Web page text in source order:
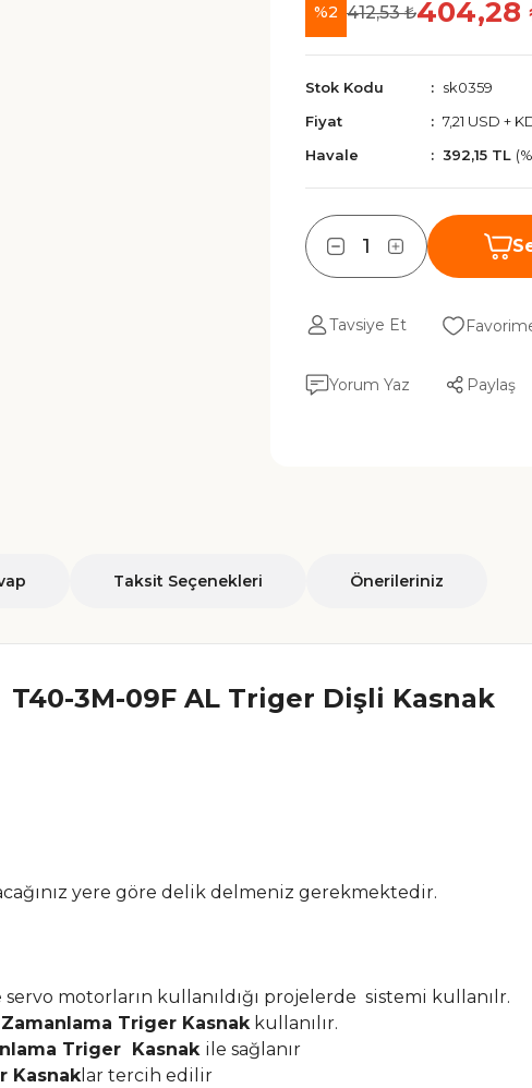
%2 412,53 ₺404,28
Stok Kodu
sk0359
Fiyat
7,21 USD +
Havale
392,15 TL
Tavsiye Et
Yorum Yaz Paylaş
Taksit Seçenekleri Önerileriniz
T40-3M-09F AL Triger Dişli Kasnak
yere göre delik delmeniz gerekmektedir.
motorların kullanıldığı projelerde sistemi kullanılr.
Zamanlama Triger Kasnakkullanılır.
Triger Kasnak ile sağlanır
Kasnaklar tercih edilir